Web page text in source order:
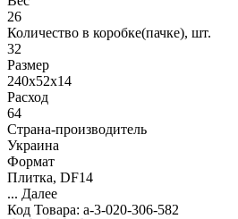
26
Количество в коробке(пачке), шт.
32
Размер
240x52x14
Расход
64
Страна-производитель
Украина
Формат
Плитка, DF14
... Далее
Код Товара: a-3-020-306-582